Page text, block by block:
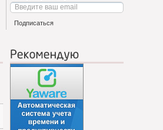
Рекомендую